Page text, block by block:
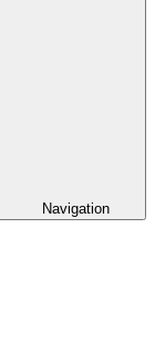
Navigation